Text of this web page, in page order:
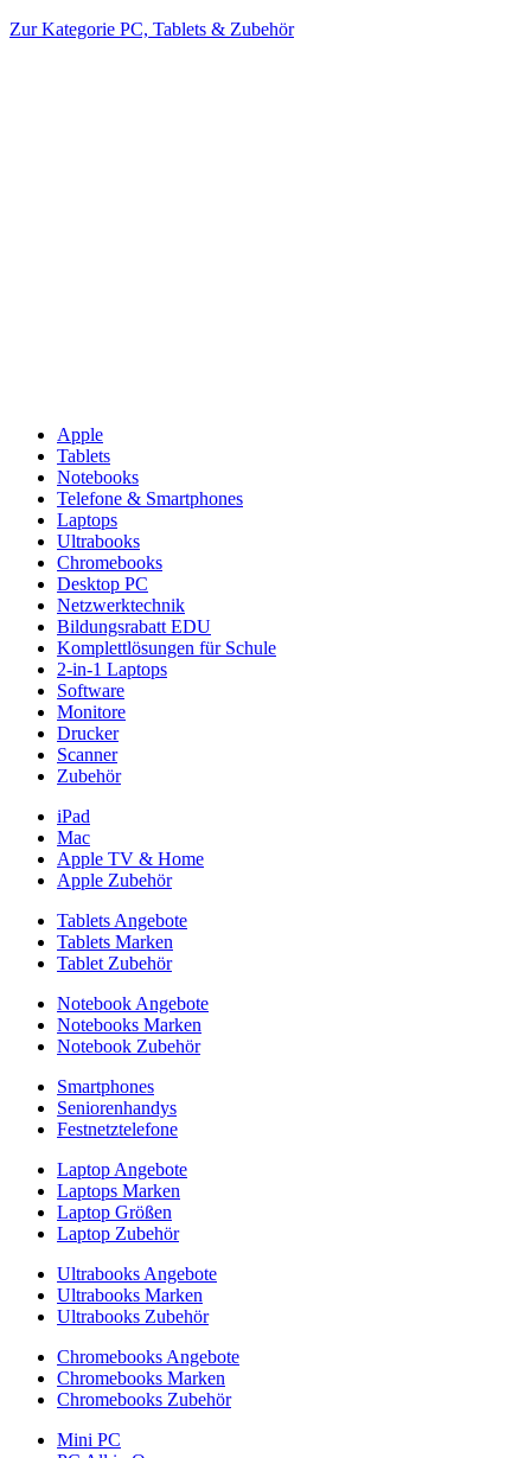
Zur Kategorie PC, Tablets & Zubehör
Apple
Tablets
Notebooks
Telefone & Smartphones
Laptops
Ultrabooks
Chromebooks
Desktop PC
Netzwerktechnik
Bildungsrabatt EDU
Komplettlösungen für Schule
2-in-1 Laptops
Software
Monitore
Drucker
Scanner
Zubehör
iPad
Mac
Apple TV & Home
Apple Zubehör
Tablets Angebote
Tablets Marken
Tablet Zubehör
Notebook Angebote
Notebooks Marken
Notebook Zubehör
Smartphones
Seniorenhandys
Festnetztelefone
Laptop Angebote
Laptops Marken
Laptop Größen
Laptop Zubehör
Ultrabooks Angebote
Ultrabooks Marken
Ultrabooks Zubehör
Chromebooks Angebote
Chromebooks Marken
Chromebooks Zubehör
Mini PC